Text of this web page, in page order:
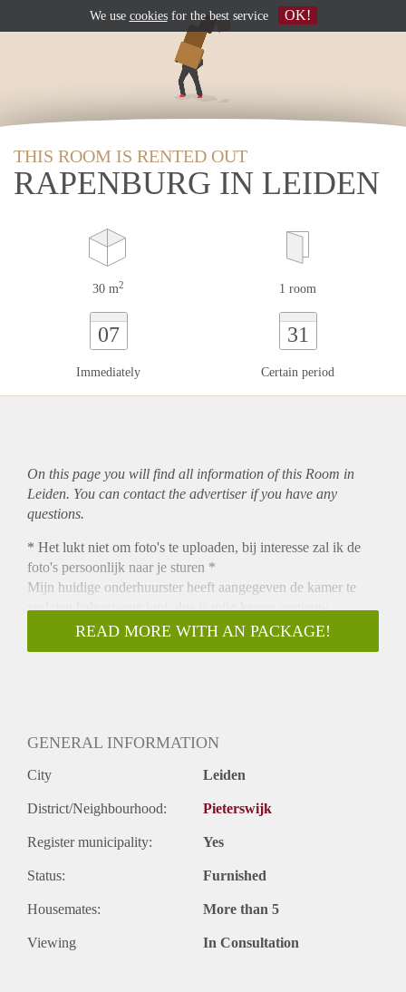
THIS ROOM IS RENTED OUT
RAPENBURG IN LEIDEN
30 m2 1 room
07
Immediately
31
Certain period
On this page you will find all information of this Room in
Leiden. You can contact the advertiser if you have any
questions.
* Het lukt niet om foto's te uploaden, bij interesse zal ik de
foto's persoonlijk naar je sturen *
Mijn huidige onderhuurster heeft aangegeven de kamer te
verlaten halverwege juni, dus is mijn kamer opnieuw
beschikbaar voor verhuur!
De kamer bevindt zich een in hartje Leiden en is beschikbaar
kat.
De kamer is deels gemeubileerd en de maandelijkse huur
bedraagt €550. Je kunt het bed, matras, bureau en de witte
ladekast van mijn huidige onderhuurster overnemen. De
(2x), droger, vaatwasser, een schoonmaakster 1x per week en
alle huishoudelijke artikelen zoals schoonmaakmiddelen,
Ik zoek een *vrouwelijke* onderhuurster die gewend is haar
geïnteresseerd bent of meer informatie wil! :)
READ MORE WITH AN PACKAGE!
GENERAL INFORMATION
City Leiden
District/Neighbourhood: Pieterswijk
Register municipality: Yes
Status: Furnished
Housemates: More than 5
Viewing In Consultation
We use cookiesfor the best service OK!